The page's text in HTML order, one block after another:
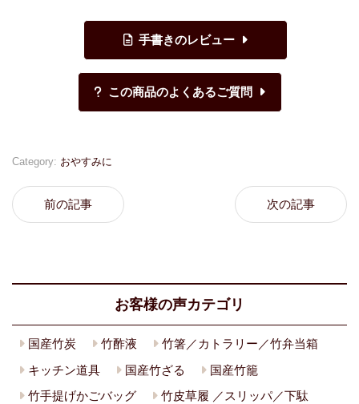
Category: おやすみに
前の記事 次の記事
お客様の声カテゴリ
国産竹炭 竹酢液
竹箸／カトラリー／竹弁当箱
キッチン道具
国産竹ざる
国産竹籠
竹手提げかごバッグ
竹皮草履 ／スリッパ／下駄